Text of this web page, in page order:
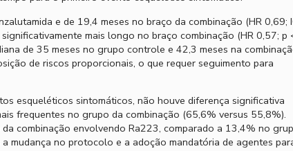
e de 19,4 meses no braço da combinação (HR 0,69;
mais longo no braço combinação (HR 0,57; p
de 35 meses no grupo controle e 42,3 meses na
de riscos proporcionais, o que requer seguimento para
esqueléticos sintomáticos, não houve diferença significativa
frequentes no grupo da combinação (65,6% versus 55,8%).
combinação envolvendo Ra223, comparado a 13,4% no
mudança no protocolo e a adoção mandatória de agentes